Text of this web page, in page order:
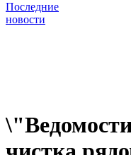
Последние
новости